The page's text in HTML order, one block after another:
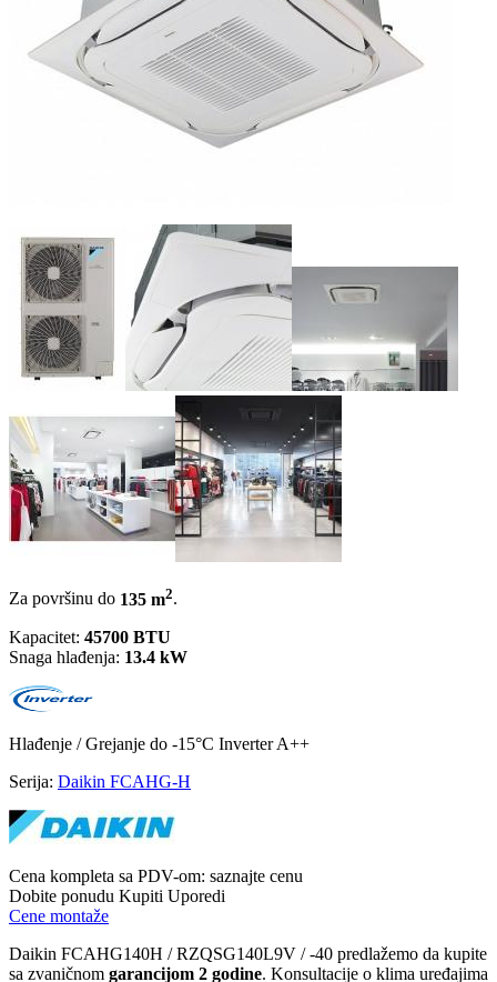
Za površinu do 135 m2.
Kapacitet: 45700 BTU
Snaga hlađenja: 13.4 kW
Hlađenje / Grejanje do -15°C Inverter A++
Serija: Daikin FCAHG-H
Cena kompleta sa PDV-om: saznajte cenu
Dobite ponudu Kupiti Uporedi
Cene montaže
Daikin FCAHG140H / RZQSG140L9V / -40 predlažemo da kupite
sa zvaničnom garancijom 2 godine. Konsultacije o klima uređajima